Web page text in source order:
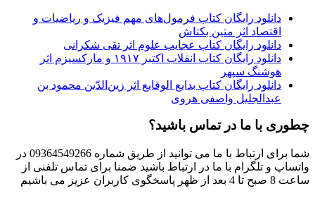
دانلود رایگان کتاب فرمول‌های مهم فیزیک و ریاضیات و
اقتصاد اثر متین بکتاش
دانلود رایگان کتاب عجایب علوم اثر تقی شکرانی
دانلود رایگان کتاب انقلاب اکتبر ۱۹۱۷ و مارکسیزم اثر
هوشنگ سپهر
دانلود رایگان کتاب بدایع الوقایع اثر زین‌الدّین محمود بن
عبدالجلیل واصفی هروی
چطوری با ما در تماس باشید؟
شما برای ارتباط با ما می توانید از طریق شماره 09364549266 در
واتساپ و تلگرام با ما در ارتباط باشید ضمنا برای تماس تلفنی از
ساعت 8 صبح تا 4 بعد از ظهر پاسخگوی کاربران عزیز می باشیم